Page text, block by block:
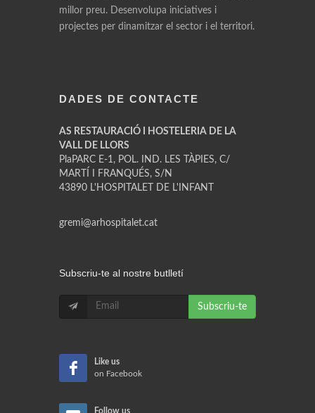
millor preu. Desenvolupa iniciatives i
projectes per dinamitzar el sector i el territori.
DADES DE CONTACTE
AS RESTAURACIÓ I HOSTELERIA DE LA
VALL DE LLORS
PlaPARC E-1, POL. IND. LES TÀPIES, C/
MARTÍ I FRANQUÉS, S/N
43890 L'HOSPITALET DE L'INFANT
gremi@arhospitalet.cat
Subscriu-te al nostre butlletí
Subscriu-te
Like us
on Facebook
Follow us